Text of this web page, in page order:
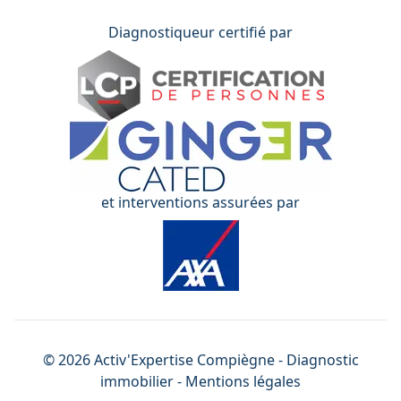
Diagnostiqueur certifié par
et interventions assurées par
©2026Activ'Expertise Compiègne- Diagnostic
immobilier - Mentions légales